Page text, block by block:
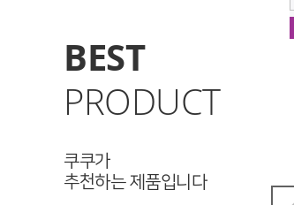
BEST
PRODUCT
쿠쿠가
추천하는 제품입니다
CP-ABS100G| ★99 (81)
월 13,450 원
월 3,450 원신용카드 할인가